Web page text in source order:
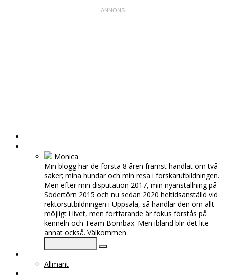
Monica
Min blogg har de första 8 åren främst handlat om två
saker; mina hundar och min resa i forskarutbildningen.
Men efter min disputation 2017, min nyanställning på
Södertörn 2015 och nu sedan 2020 heltidsanställd vid
rektorsutbildningen i Uppsala, så handlar den om allt
möjligt i livet, men fortfarande är fokus förstås på
kenneln och Team Bombax. Men ibland blir det lite
annat också. Välkommen
Allmänt